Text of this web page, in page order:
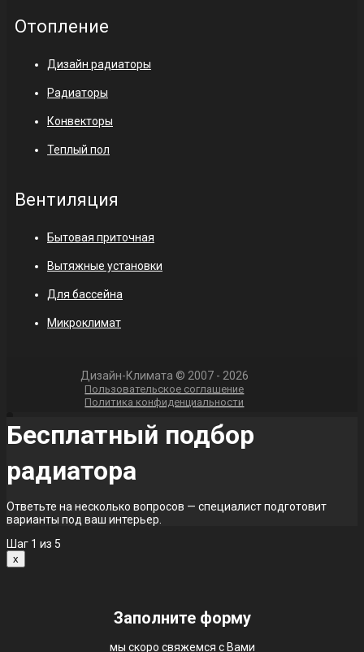
Отопление
Дизайн радиаторы
Радиаторы
Конвекторы
Теплый пол
Вентиляция
Бытовая приточная
Вытяжные установки
Для бассейна
Микроклимат
Дизайн-Климата © 2007 - 2026
Пользовательское соглашение
Политика конфиденциальности
Бесплатный подбор
радиатора
Ответьте на несколько вопросов — специалист подготовит
варианты под ваш интерьер.
Шаг 1 из 5
x
Заполните форму
мы скоро свяжемся с Вами